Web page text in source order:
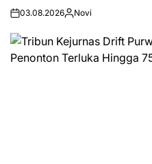
03.08.2026 Novi